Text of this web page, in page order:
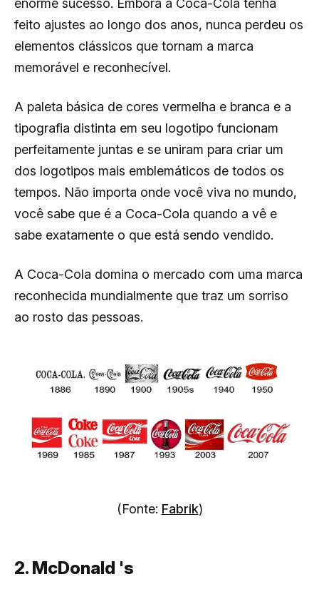
enorme sucesso. Embora a Coca-Cola tenha
feito ajustes ao longo dos anos, nunca perdeu os
elementos clássicos que tornam a marca
memorável e reconhecível.
A paleta básica de cores vermelha e branca e a
tipografia distinta em seu logotipo funcionam
perfeitamente juntas e se uniram para criar um
dos logotipos mais emblemáticos de todos os
tempos. Não importa onde você viva no mundo,
você sabe que é a Coca-Cola quando a vê e
sabe exatamente o que está sendo vendido.
A Coca-Cola domina o mercado com uma marca
reconhecida mundialmente que traz um sorriso
ao rosto das pessoas.
(Fonte: Fabrik)
2. McDonald 's